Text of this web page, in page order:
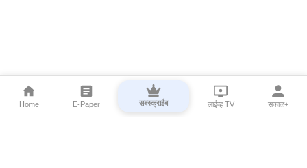
Home E-Paper सबस्क्राईब लाईव्ह TV सकाळ+